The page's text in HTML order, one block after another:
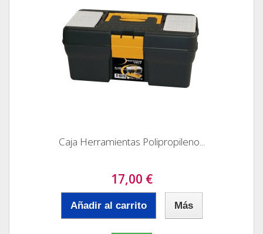
Caja Herramientas Polipropileno...
17,00 €
Añadir al carrito Más